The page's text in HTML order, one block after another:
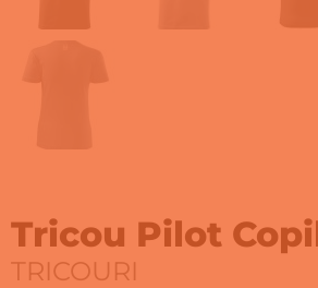
Tricou Pilot
TRICOURI